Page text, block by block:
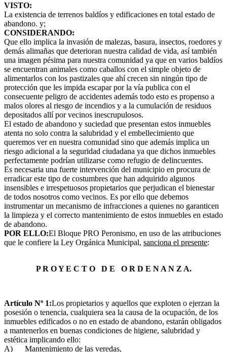
VISTO:
La existencia de terrenos baldíos y edificaciones en total estado de
abandono. y;
CONSIDERANDO:
Que ello implica la invasión de malezas, basura, insectos, roedores y
demás alimañas que deterioran nuestra calidad de vida, así también
una imagen pésima para nuestra comunidad ya que en varios baldíos
se encuentran animales como caballos con el simple objeto de
alimentarlos con los pastizales que ahí crecen sin ningún tipo de
protección que les impida escapar por la vía publica con el
consecuente peligro de accidentes además todo esto es propenso a
malos olores al riesgo de incendios y a la cumulación de residuos
depositados allí por vecinos inescrupulosos.
El estado de abandono y suciedad que presentan estos inmuebles
atenta no solo contra la salubridad y el embellecimiento que
queremos ver en nuestra comunidad sino que además implica un
riesgo adicional a la seguridad ciudadana ya que dichos inmuebles
perfectamente podrían utilizarse como refugio de delincuentes.
Es necesaria una fuerte intervención del municipio en procura de
erradicar este tipo de costumbres que han adquirido algunos
insensibles e irrespetuosos propietarios que perjudican el bienestar
de todos nosotros como vecinos. Es por ello que debemos
instrumentar un mecanismo de infracciones a quienes no garanticen
la limpieza y el correcto mantenimiento de estos inmuebles en estado
de abandono.
POR ELLO:El Bloque PRO Peronismo, en uso de las atribuciones
que le confiere la Ley Orgánica Municipal, sanciona el presente:
P R O Y E C T O D E O R D E N A N Z A.
Artículo Nº 1:Los propietarios y aquellos que exploten o ejerzan la
posesión o tenencia, cualquiera sea la causa de la ocupación, de los
inmuebles edificados o no en estado de abandono, estarán obligados
a mantenerlos en buenas condiciones de higiene, salubridad y
estética implicando ello:
A) Mantenimiento de las veredas,